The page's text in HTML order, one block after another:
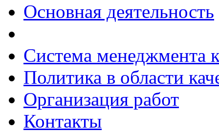
Основная деятельность
Система менеджмента
Политика в области
Организация работ
Контакты